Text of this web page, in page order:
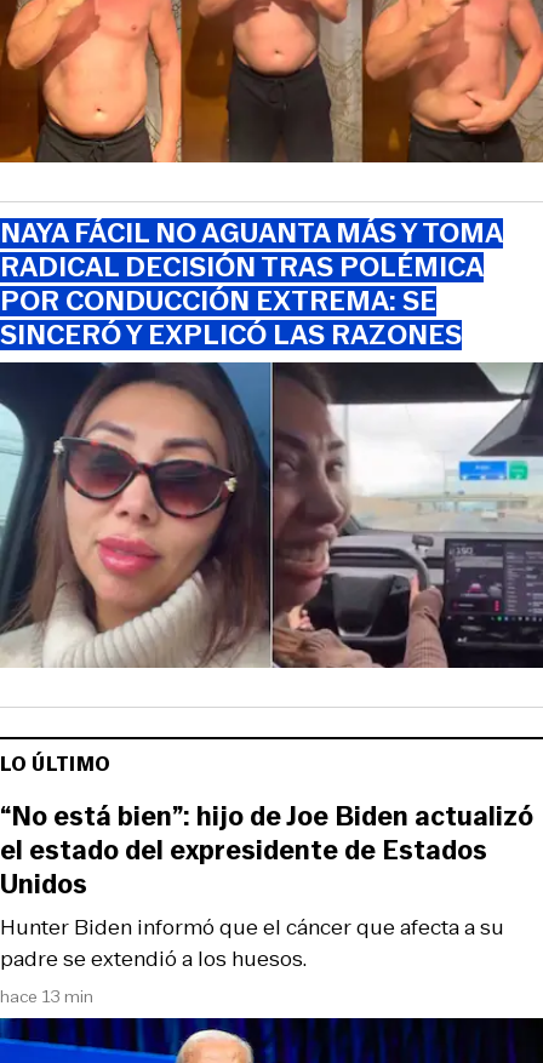
NAYA FÁCIL NO AGUANTA MÁS Y TOMA
RADICAL DECISIÓN TRAS POLÉMICA
POR CONDUCCIÓN EXTREMA: SE
SINCERÓ Y EXPLICÓ LAS RAZONES
LO ÚLTIMO
hace 13 min
Hunter Biden informó que el cáncer que afecta a su
padre se extendió a los huesos.
“No está bien”: hijo de Joe Biden actualizó
el estado del expresidente de Estados
Unidos